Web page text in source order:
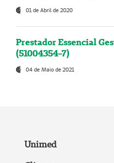
01 de Abril de 2020
Prestador Essencial
(51004354-7)
04 de Maio de 2021
Unimed